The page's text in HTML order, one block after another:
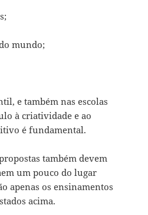
mundo;
e também nas escolas
à criatividade e ao
é fundamental.
também devem
um pouco do lugar
apenas os ensinamentos
acima.